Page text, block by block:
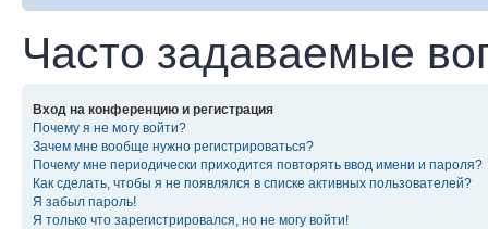
Часто задаваемые
Вход на конференцию и регистрация
Почему я не могу войти?
Зачем мне вообще нужно регистрироваться?
Почему мне периодически приходится повторять ввод имени и пароля?
Как сделать, чтобы я не появлялся в списке активных пользователей?
Я забыл пароль!
Я только что зарегистрировался, но не могу войти!